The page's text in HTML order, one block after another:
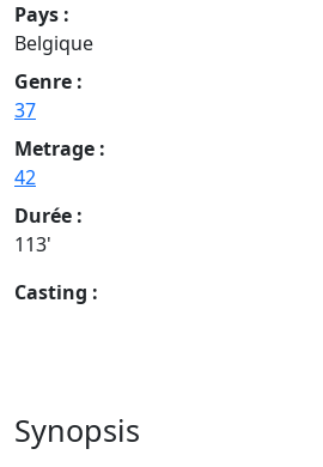
Pays :
Belgique
Genre :
37
Metrage :
42
Durée :
113'
Casting :
Synopsis